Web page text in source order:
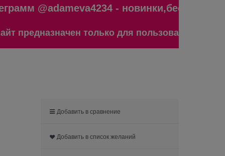
@adameva4234 -
только для пользователей старше
Добавить в сравнение
Добавить в список желаний